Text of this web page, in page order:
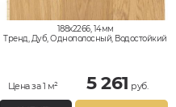
188x2266, 14мм
Тренд, Дуб, Однополосный, Водостойкий
Цена за 1 м² 5 261 руб.